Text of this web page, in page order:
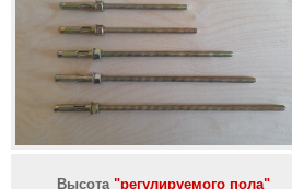
Высота "регулируемого пола"